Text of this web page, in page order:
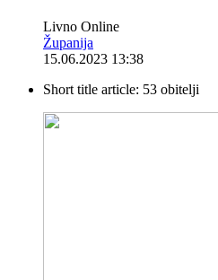
Livno Online
Županija
15.06.2023 13:38
Short title article: 53 obitelji